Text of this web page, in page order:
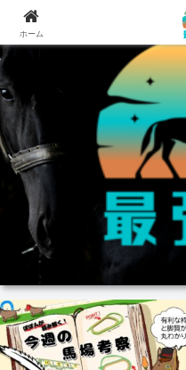
ホーム